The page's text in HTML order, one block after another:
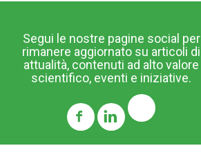
Segui le nostre pagine social per
rimanere aggiornato su articoli di
attualità, contenuti ad alto valore
scientifico, eventi e iniziative.